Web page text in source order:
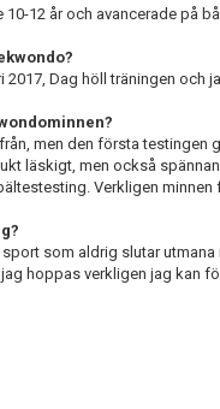
10-12 år och avancerade på
2017, Dag höll träningen och
men den första testingen
läskigt, men också
Verkligen minnen
som aldrig slutar
hoppas verkligen jag kan